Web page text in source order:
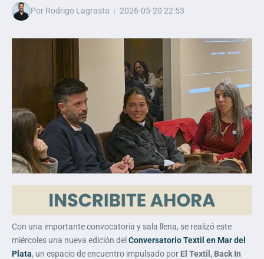
Por Rodrigo Lagrasta 2026-05-20 22:53
Con una importante convocatoria y sala llena, se realizó este
miércoles una nueva edición del Conversatorio Textil en Mar del
Plata, un espacio de encuentro impulsado por El Textil, Back In